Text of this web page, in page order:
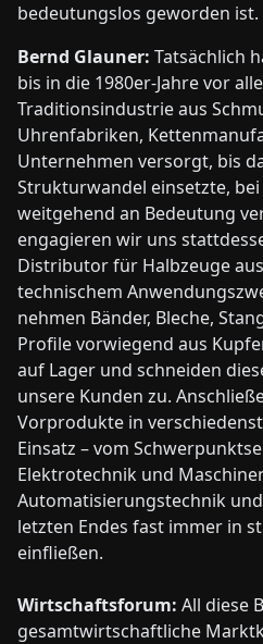
bedeutungslos geworden ist.
Bernd Glauner: Tatsächlich
bis in die 1980er-Jahre vor
Traditionsindustrie aus
Uhrenfabriken,
Unternehmen versorgt, bis
Strukturwandel einsetzte,
weitgehend an Bedeutung
engagieren wir uns
Distributor für Halbzeuge
technischem
nehmen Bänder, Bleche,
Profile vorwiegend aus
auf Lager und schneiden
unsere Kunden zu.
Vorprodukte in
Einsatz – vom
Elektrotechnik und
Automatisierungstechnik
letzten Endes fast immer in
einfließen.
Wirtschaftsforum: All diese
gesamtwirtschaftliche